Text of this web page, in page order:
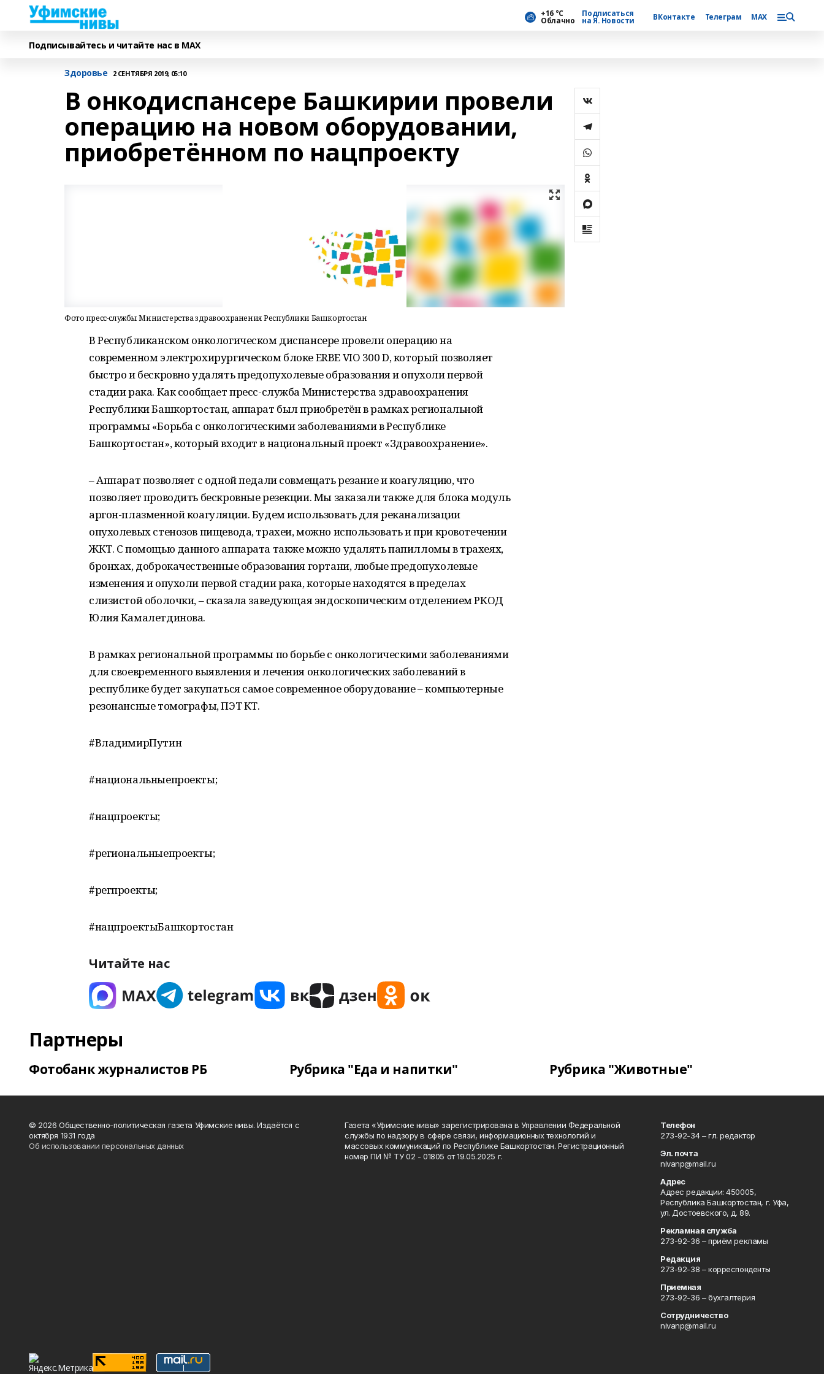
+16 °С
Облачно
Подписаться
на Я. Новости ВКонтакте Телеграм MAX
Подписывайтесь и читайте нас в MAX
Здоровье 2 СЕНТЯБРЯ 2019, 05:10
В онкодиспансере Башкирии провели
операцию на новом оборудовании,
приобретённом по нацпроекту
Фото пресс-службы Министерства здравоохранения Республики Башкортостан
В Республиканском онкологическом диспансере провели операцию на
современном электрохирургическом блоке ERBE VIO 300 D, который позволяет
быстро и бескровно удалять предопухолевые образования и опухоли первой
стадии рака. Как сообщает пресс-служба Министерства здравоохранения
Республики Башкортостан, аппарат был приобретён в рамках региональной
программы «Борьба с онкологическими заболеваниями в Республике
Башкортостан», который входит в национальный проект «Здравоохранение».
‒ Аппарат позволяет с одной педали совмещать резание и коагуляцию, что
позволяет проводить бескровные резекции. Мы заказали также для блока модуль
аргон-плазменной коагуляции. Будем использовать для реканализации
опухолевых стенозов пищевода, трахеи, можно использовать и при кровотечении
ЖКТ. С помощью данного аппарата также можно удалять папилломы в трахеях,
бронхах, доброкачественные образования гортани, любые предопухолевые
изменения и опухоли первой стадии рака, которые находятся в пределах
слизистой оболочки, ‒ сказала заведующая эндоскопическим отделением РКОД
Юлия Камалетдинова.
В рамках региональной программы по борьбе с онкологическими заболеваниями
для своевременного выявления и лечения онкологических заболеваний в
республике будет закупаться самое современное оборудование ‒ компьютерные
резонансные томографы, ПЭТ КТ.
#ВладимирПутин
#национальныепроекты;
#нацпроекты;
#региональныепроекты;
#регпроекты;
#нацпроектыБашкортостан
Читайте нас
Партнеры
Фотобанк журналистов РБ Рубрика "Еда и напитки" Рубрика "Животные"
© 2026 Общественно-политическая газета Уфимские нивы. Издаётся с
октября 1931 года
Об использовании персональных данных
Газета «Уфимские нивы» зарегистрирована в Управлении Федеральной
службы по надзору в сфере связи, информационных технологий и
массовых коммуникаций по Республике Башкортостан. Регистрационный
номер ПИ № ТУ 02 - 01805 от 19.05.2025 г.
Телефон
273-92-34 – гл. редактор
Эл. почта
nivanp@mail.ru
Адрес
Адрес редакции: 450005,
Республика Башкортостан, г. Уфа,
ул. Достоевского, д. 89.
Рекламная служба
273-92-36 – приём рекламы
Редакция
273-92-38 – корреспонденты
Приемная
273-92-36 – бухгалтерия
Сотрудничество
nivanp@mail.ru